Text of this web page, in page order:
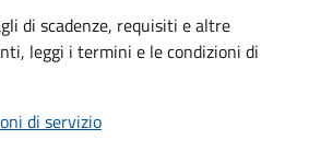
di scadenze, requisiti e altre
leggi i termini e le condizioni di
di servizio